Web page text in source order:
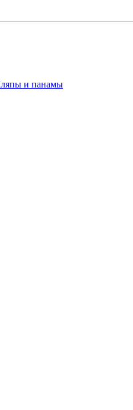
и панамы